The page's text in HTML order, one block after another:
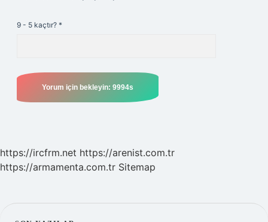
9 - 5 kaçtır? *
https://ircfrm.net https://arenist.com.tr
https://armamenta.com.tr Sitemap